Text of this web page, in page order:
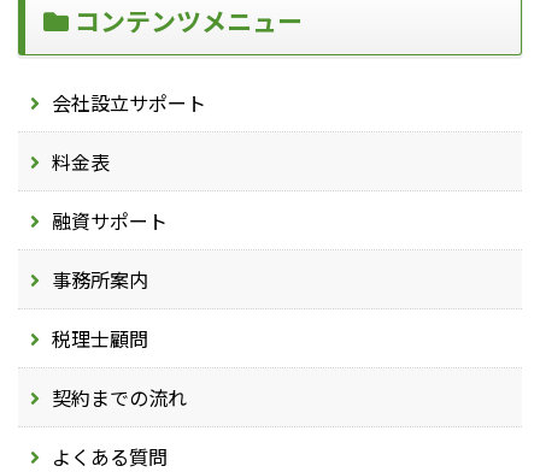
コンテンツメニュー
会社設立サポート
料金表
融資サポート
事務所案内
税理士顧問
契約までの流れ
よくある質問